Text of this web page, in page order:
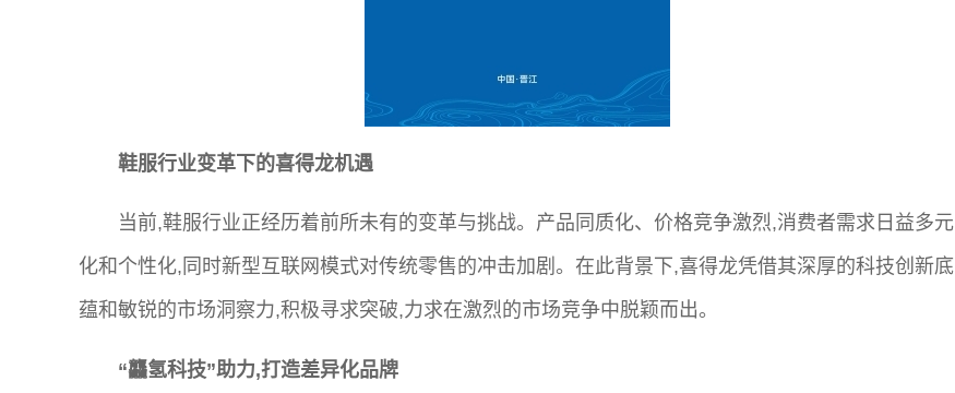
鞋服行业变革下的喜得龙机遇
当前,鞋服行业正经历着前所未有的变革与挑战。产品同质化、价格竞争激烈,消费者需求日益多元
化和个性化,同时新型互联网模式对传统零售的冲击加剧。在此背景下,喜得龙凭借其深厚的科技创新底
蕴和敏锐的市场洞察力,积极寻求突破,力求在激烈的市场竞争中脱颖而出。
“龘氢科技”助力,打造差异化品牌